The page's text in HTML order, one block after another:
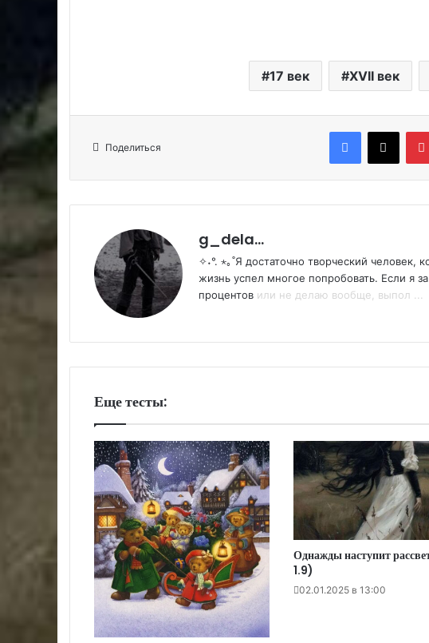
17 век XVII век
Поделиться
Facebook X
g_dela...
✧˖°. ⋆｡˚Я достаточно творческий
жизнь успел многое попробовать. Если я
процентов или не делаю вообще, выпол ...
Еще тесты:
Однажды наступит
1.9)
02.01.2025 в 13:00